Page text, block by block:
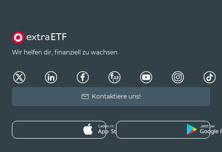
Wir helfen dir, finanziell zu wachsen.
Kontaktiere uns!